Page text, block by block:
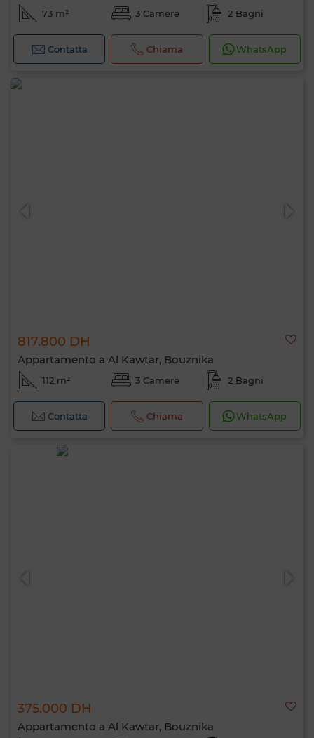
73 m² 3 Camere 2 Bagni
Contatta Chiama WhatsApp
817.800 DH
Appartamento a Al Kawtar, Bouznika
112 m² 3 Camere 2 Bagni
Contatta Chiama WhatsApp
375.000 DH
Appartamento a Al Kawtar, Bouznika